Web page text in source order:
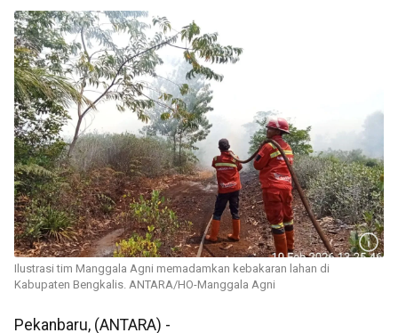
Ilustrasi tim Manggala Agni memadamkan kebakaran lahan di
Kabupaten Bengkalis. ANTARA/HO-Manggala Agni
Pekanbaru, (ANTARA) -